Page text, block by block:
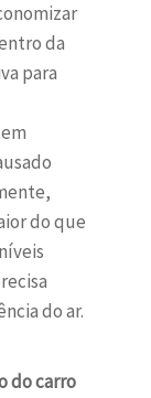
da
para
do que
do ar.
do carro